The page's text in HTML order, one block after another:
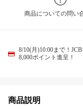
商品についての問い
8/10(月)10:00まで！
8,000ポイント進呈！
商品説明